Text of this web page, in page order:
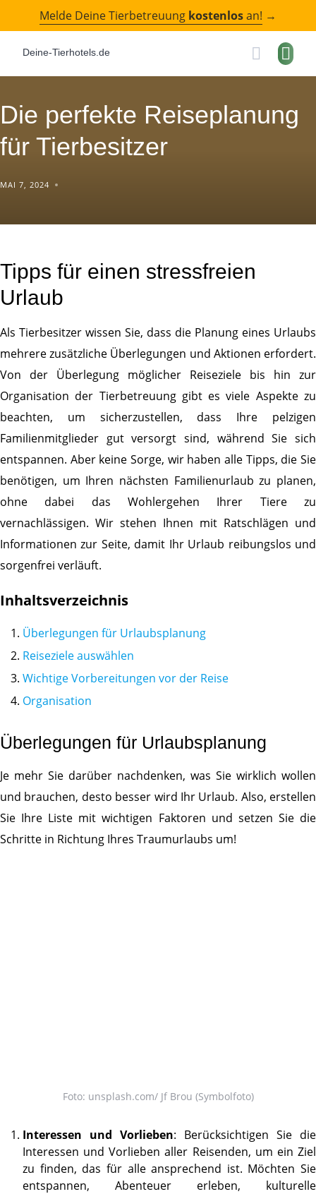
Melde Deine Tierbetreuung kostenlosan! →
Deine-Tierhotels.de
Die perfekte Reiseplanung
für Tierbesitzer
MAI 7, 2024
Tipps für einen stressfreien
Urlaub
Als Tierbesitzer wissen Sie, dass die Planung eines Urlaubs
mehrere zusätzliche Überlegungen und Aktionen erfordert.
Von der Überlegung möglicher Reiseziele bis hin zur
Organisation der Tierbetreuung gibt es viele Aspekte zu
beachten, um sicherzustellen, dass Ihre pelzigen
Familienmitglieder gut versorgt sind, während Sie sich
entspannen. Aber keine Sorge, wir haben alle Tipps, die Sie
benötigen, um Ihren nächsten Familienurlaub zu planen,
ohne dabei das Wohlergehen Ihrer Tiere zu
vernachlässigen. Wir stehen Ihnen mit Ratschlägen und
Informationen zur Seite, damit Ihr Urlaub reibungslos und
sorgenfrei verläuft.
Inhaltsverzeichnis
Überlegungen für Urlaubsplanung
Reiseziele auswählen
Wichtige Vorbereitungen vor der Reise
Organisation
Überlegungen für Urlaubsplanung
Je mehr Sie darüber nachdenken, was Sie wirklich wollen
und brauchen, desto besser wird Ihr Urlaub. Also, erstellen
Sie Ihre Liste mit wichtigen Faktoren und setzen Sie die
Schritte in Richtung Ihres Traumurlaubs um!
Foto: unsplash.com/ Jf Brou (Symbolfoto)
Interessen und Vorlieben: Berücksichtigen Sie die
Interessen und Vorlieben aller Reisenden, um ein Ziel
zu finden, das für alle ansprechend ist. Möchten Sie
entspannen, Abenteuer erleben, kulturelle